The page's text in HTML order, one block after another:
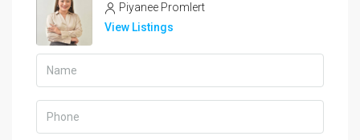
Piyanee Promlert
View Listings